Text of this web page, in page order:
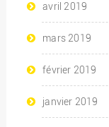
avril 2019
mars 2019
février 2019
janvier 2019